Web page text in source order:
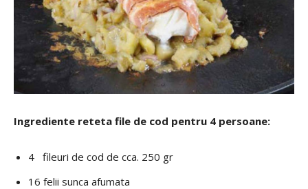
Ingrediente reteta file de cod pentru 4 persoane:
4 fileuri de cod de cca. 250 gr
16 felii sunca afumata